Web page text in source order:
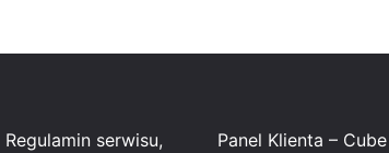
Regulamin serwisu,
Panel Klienta – Cube